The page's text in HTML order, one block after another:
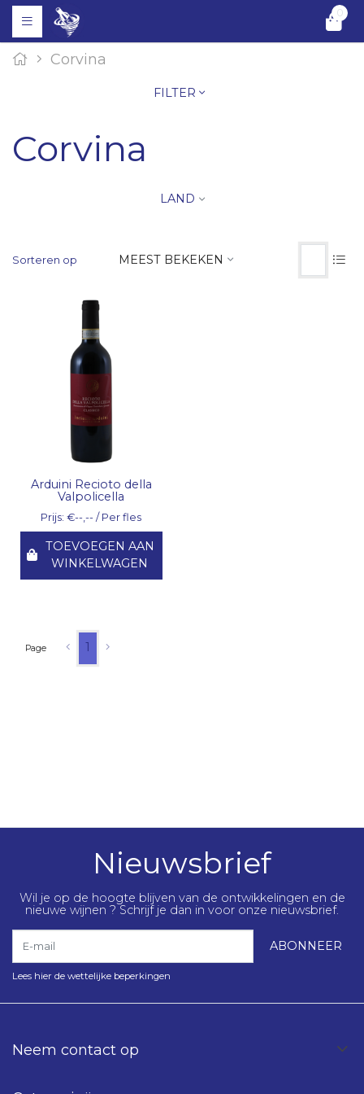
0
Corvina
FILTER
Corvina
LAND
Sorteren op MEEST BEKEKEN
Arduini Recioto della
Valpolicella
Prijs: €--,-- / Per fles
TOEVOEGEN AAN
WINKELWAGEN
Page 1
Nieuwsbrief
Wil je op de hoogte blijven van de ontwikkelingen en de
nieuwe wijnen ? Schrijf je dan in voor onze nieuwsbrief.
ABONNEER
Lees hier de wettelijke beperkingen
Neem contact op